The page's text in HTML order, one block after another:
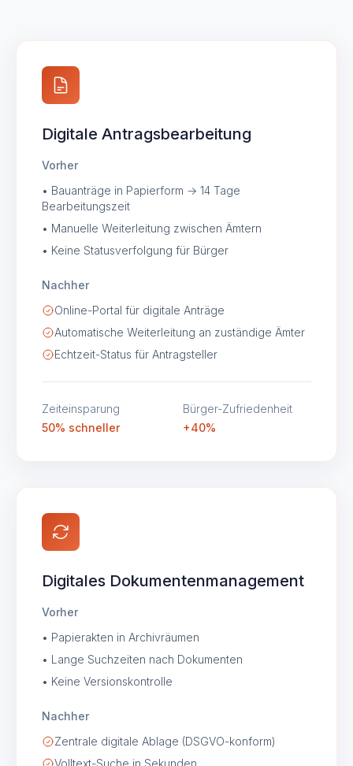
Digitale Antragsbearbeitung
Vorher
• Bauanträge in Papierform → 14 Tage
Bearbeitungszeit
• Manuelle Weiterleitung zwischen Ämtern
• Keine Statusverfolgung für Bürger
Nachher
Online-Portal für digitale Anträge
Automatische Weiterleitung an zuständige Ämter
Echtzeit-Status für Antragsteller
Zeiteinsparung
50% schneller
Bürger-Zufriedenheit
+40%
Digitales Dokumentenmanagement
Vorher
• Papierakten in Archivräumen
• Lange Suchzeiten nach Dokumenten
• Keine Versionskontrolle
Nachher
Zentrale digitale Ablage (DSGVO-konform)
Volltext-Suche in Sekunden